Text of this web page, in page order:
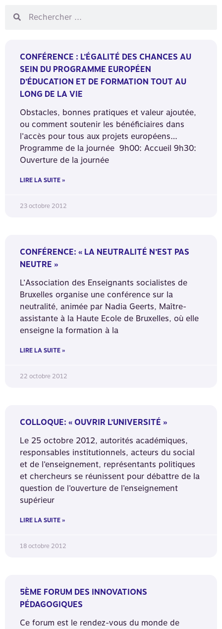
CONFÉRENCE : L’ÉGALITÉ DES CHANCES AU
SEIN DU PROGRAMME EUROPÉEN
D’ÉDUCATION ET DE FORMATION TOUT AU
LONG DE LA VIE
Obstacles, bonnes pratiques et valeur ajoutée,
ou comment soutenir les bénéficiaires dans
l’accès pour tous aux projets européens…
Programme de la journée 9h00: Accueil 9h30:
Ouverture de la journée
LIRE LA SUITE »
23 octobre 2012
CONFÉRENCE: « LA NEUTRALITÉ N’EST PAS
NEUTRE »
L’Association des Enseignants socialistes de
Bruxelles organise une conférence sur la
neutralité, animée par Nadia Geerts, Maître-
assistante à la Haute Ecole de Bruxelles, où elle
enseigne la formation à la
LIRE LA SUITE »
22 octobre 2012
COLLOQUE: « OUVRIR L’UNIVERSITÉ »
Le 25 octobre 2012, autorités académiques,
responsables institutionnels, acteurs du social
et de l’enseignement, représentants politiques
et chercheurs se réunissent pour débattre de la
question de l’ouverture de l’enseignement
supérieur
LIRE LA SUITE »
18 octobre 2012
5ÈME FORUM DES INNOVATIONS
PÉDAGOGIQUES
Ce forum est le rendez-vous du monde de